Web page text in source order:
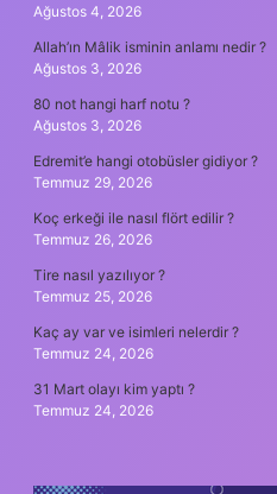
Ağustos 4, 2026
Allah’ın Mâlik isminin anlamı nedir ?
Ağustos 3, 2026
80 not hangi harf notu ?
Ağustos 3, 2026
Edremit’e hangi otobüsler gidiyor ?
Temmuz 29, 2026
Koç erkeği ile nasıl flört edilir ?
Temmuz 26, 2026
Tire nasıl yazılıyor ?
Temmuz 25, 2026
Kaç ay var ve isimleri nelerdir ?
Temmuz 24, 2026
31 Mart olayı kim yaptı ?
Temmuz 24, 2026